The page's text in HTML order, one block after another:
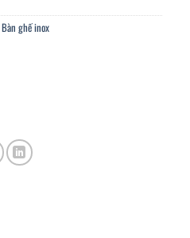
Bàn ghế inox